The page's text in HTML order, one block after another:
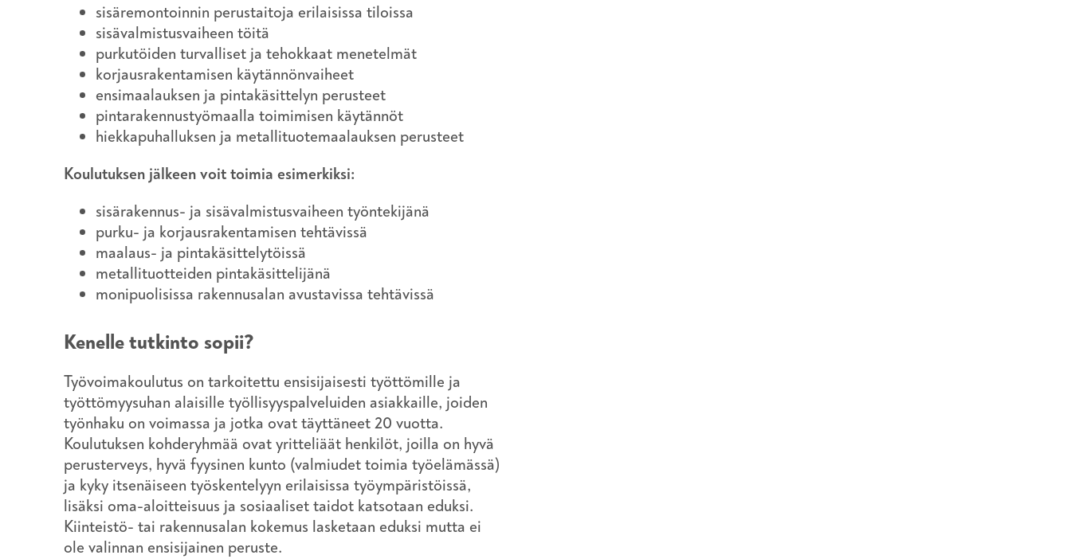
sisäremontoinnin perustaitoja erilaisissa tiloissa
sisävalmistusvaiheen töitä
purkutöiden turvalliset ja tehokkaat menetelmät
korjausrakentamisen käytännönvaiheet
ensimaalauksen ja pintakäsittelyn perusteet
pintarakennustyömaalla toimimisen käytännöt
hiekkapuhalluksen ja metallituotemaalauksen perusteet
Koulutuksen jälkeen voit toimia esimerkiksi:
sisärakennus- ja sisävalmistusvaiheen työntekijänä
purku- ja korjausrakentamisen tehtävissä
maalaus- ja pintakäsittelytöissä
metallituotteiden pintakäsittelijänä
monipuolisissa rakennusalan avustavissa tehtävissä
Kenelle tutkinto sopii?
Työvoimakoulutus on tarkoitettu ensisijaisesti työttömille ja
työttömyysuhan alaisille työllisyyspalveluiden asiakkaille, joiden
työnhaku on voimassa ja jotka ovat täyttäneet 20 vuotta.
Koulutuksen kohderyhmää ovat yritteliäät henkilöt, joilla on hyvä
perusterveys, hyvä fyysinen kunto (valmiudet toimia työelämässä)
ja kyky itsenäiseen työskentelyyn erilaisissa työympäristöissä,
lisäksi oma-aloitteisuus ja sosiaaliset taidot katsotaan eduksi.
Kiinteistö- tai rakennusalan kokemus lasketaan eduksi mutta ei
ole valinnan ensisijainen peruste.